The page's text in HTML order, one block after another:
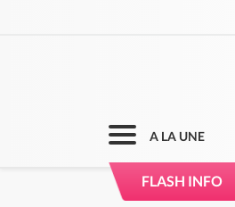
A LA UNE
FLASH INFO